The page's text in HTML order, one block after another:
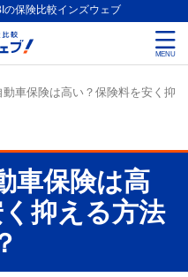
保険比較インズウェブ
動車保険は高い？保険料を安く抑
車保険は高
抑える方法